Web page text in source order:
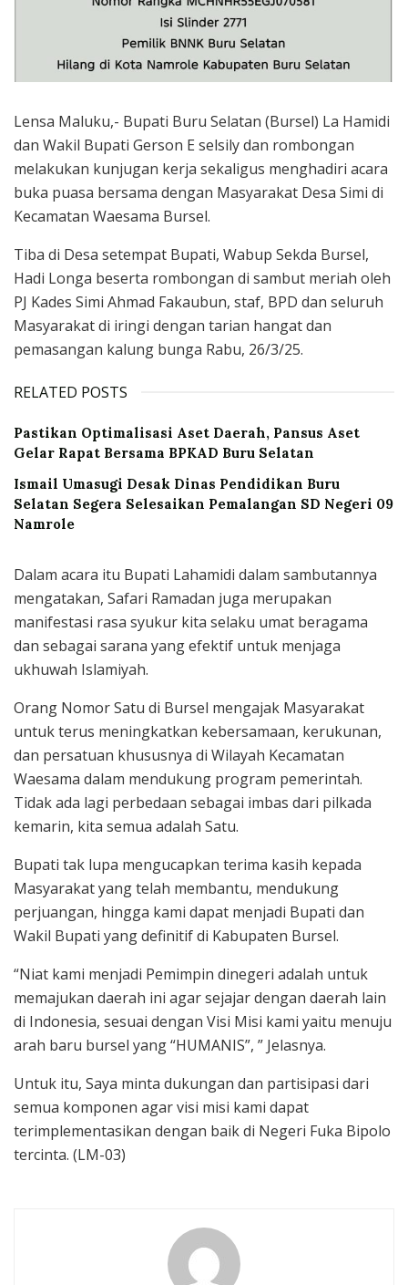
Lensa Maluku,- Bupati Buru Selatan (Bursel) La Hamidi
dan Wakil Bupati Gerson E selsily dan rombongan
melakukan kunjugan kerja sekaligus menghadiri acara
buka puasa bersama dengan Masyarakat Desa Simi di
Kecamatan Waesama Bursel.
Tiba di Desa setempat Bupati, Wabup Sekda Bursel,
Hadi Longa beserta rombongan di sambut meriah oleh
PJ Kades Simi Ahmad Fakaubun, staf, BPD dan seluruh
Masyarakat di iringi dengan tarian hangat dan
pemasangan kalung bunga Rabu, 26/3/25.
RELATED POSTS
Pastikan Optimalisasi Aset Daerah, Pansus Aset
Gelar Rapat Bersama BPKAD Buru Selatan
Ismail Umasugi Desak Dinas Pendidikan Buru
Selatan Segera Selesaikan Pemalangan SD Negeri 09
Namrole
Dalam acara itu Bupati Lahamidi dalam sambutannya
mengatakan, Safari Ramadan juga merupakan
manifestasi rasa syukur kita selaku umat beragama
dan sebagai sarana yang efektif untuk menjaga
ukhuwah Islamiyah.
Orang Nomor Satu di Bursel mengajak Masyarakat
untuk terus meningkatkan kebersamaan, kerukunan,
dan persatuan khususnya di Wilayah Kecamatan
Waesama dalam mendukung program pemerintah.
Tidak ada lagi perbedaan sebagai imbas dari pilkada
kemarin, kita semua adalah Satu.
Bupati tak lupa mengucapkan terima kasih kepada
Masyarakat yang telah membantu, mendukung
perjuangan, hingga kami dapat menjadi Bupati dan
Wakil Bupati yang definitif di Kabupaten Bursel.
“Niat kami menjadi Pemimpin dinegeri adalah untuk
memajukan daerah ini agar sejajar dengan daerah lain
di Indonesia, sesuai dengan Visi Misi kami yaitu menuju
arah baru bursel yang “HUMANIS”, ” Jelasnya.
Untuk itu, Saya minta dukungan dan partisipasi dari
semua komponen agar visi misi kami dapat
terimplementasikan dengan baik di Negeri Fuka Bipolo
tercinta. (LM-03)